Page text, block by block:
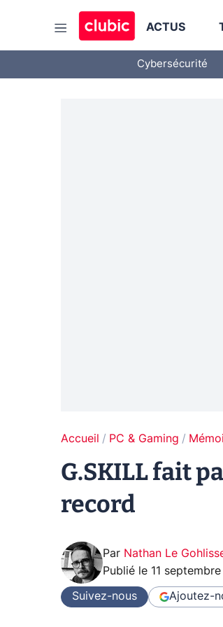
ACTUS
Cybersécurité
Accueil PC & Gaming
G.SKILL fait
record
Par Nathan Le
Publié le 11 septembre
Suivez-nous Ajoutez-